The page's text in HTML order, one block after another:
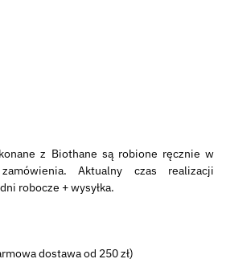
z Biothane są robione ręcznie w
Aktualny czas realizacji
robocze + wysyłka.
dostawa od 250 zł)